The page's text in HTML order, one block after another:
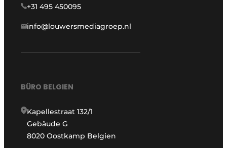
+31 495 450095
info@louwersmediagroep.nl
BÜRO BELGIEN
Kapellestraat 132/1
Gebäude G
8020 Oostkamp Belgien